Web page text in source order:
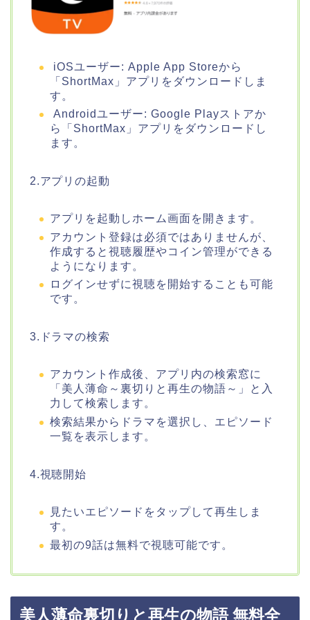
iOSユーザー: Apple App Storeから
「ShortMax」アプリをダウンロードしま
す。
Androidユーザー: Google Playストアか
ら「ShortMax」アプリをダウンロードし
ます。
2.アプリの起動
アプリを起動しホーム画面を開きます。
アカウント登録は必須ではありませんが、
作成すると視聴履歴やコイン管理ができる
ようになります。
ログインせずに視聴を開始することも可能
です。
3.ドラマの検索
アカウント作成後、アプリ内の検索窓に
「美人薄命～裏切りと再生の物語～」と入
力して検索します。
検索結果からドラマを選択し、エピソード
一覧を表示します。
4.視聴開始
見たいエピソードをタップして再生しま
す。
最初の9話は無料で視聴可能です。
美人薄命裏切りと再生の物語 無料全